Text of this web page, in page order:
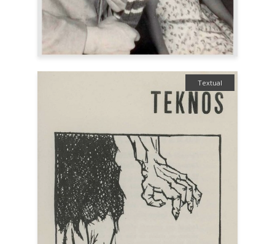
Textual